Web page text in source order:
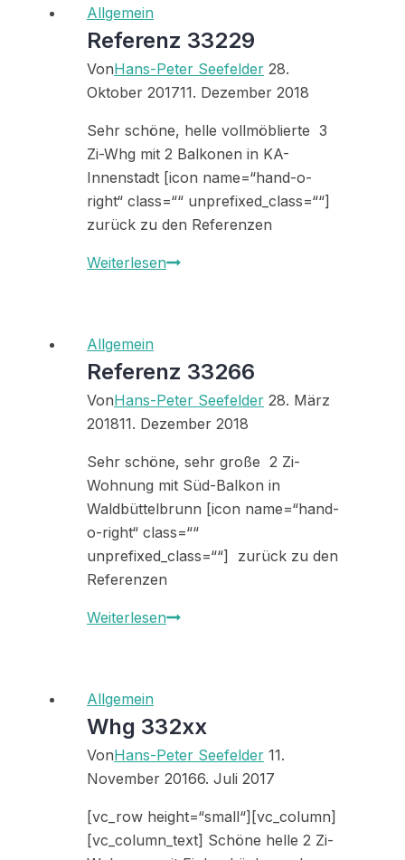
kündigen?
Allgemein
Referenz 33229
VonHans-Peter Seefelder 28.
Oktober 201711. Dezember 2018
Sehr schöne, helle vollmöblierte 3
Zi-Whg mit 2 Balkonen in KA-
Innenstadt [icon name=“hand-o-
right“ class=““ unprefixed_class=““]
zurück zu den Referenzen
WeiterlesenReferenz
Allgemein
Referenz 33266
VonHans-Peter Seefelder 28. März
201811. Dezember 2018
Sehr schöne, sehr große 2 Zi-
Wohnung mit Süd-Balkon in
Waldbüttelbrunn [icon name=“hand-
o-right“ class=““
unprefixed_class=““] zurück zu den
Referenzen
WeiterlesenReferenz
Allgemein
Whg 332xx
VonHans-Peter Seefelder 11.
November 20166. Juli 2017
[vc_row height=“small“][vc_column]
[vc_column_text] Schöne helle 2 Zi-